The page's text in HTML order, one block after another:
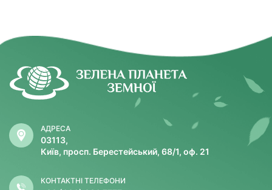
АДРЕСА
03113,
Київ, просп. Берестейський, 68/1, оф. 21
КОНТАКТНІ ТЕЛЕФОНИ